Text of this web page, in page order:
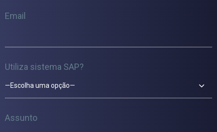
Email
Utiliza sistema SAP?
—Escolha uma opção—
Assunto